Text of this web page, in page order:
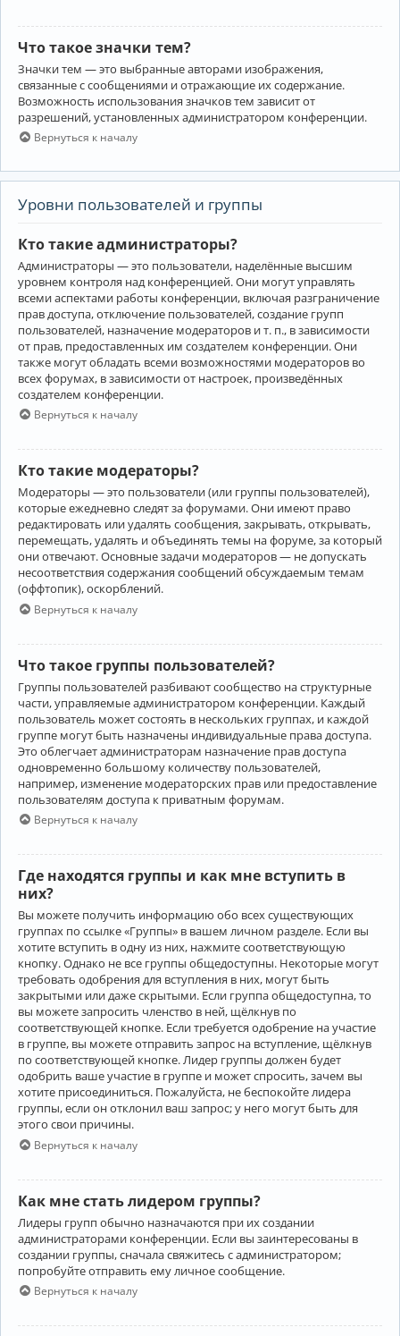
Что такое значки тем?
Значки тем — это выбранные авторами изображения,
связанные с сообщениями и отражающие их содержание.
Возможность использования значков тем зависит от
разрешений, установленных администратором конференции.
Вернуться к началу
Уровни пользователей и группы
Кто такие администраторы?
Администраторы — это пользователи, наделённые высшим
уровнем контроля над конференцией. Они могут управлять
всеми аспектами работы конференции, включая разграничение
прав доступа, отключение пользователей, создание групп
пользователей, назначение модераторов и т. п., в зависимости
от прав, предоставленных им создателем конференции. Они
также могут обладать всеми возможностями модераторов во
всех форумах, в зависимости от настроек, произведённых
создателем конференции.
Вернуться к началу
Кто такие модераторы?
Модераторы — это пользователи (или группы пользователей),
которые ежедневно следят за форумами. Они имеют право
редактировать или удалять сообщения, закрывать, открывать,
перемещать, удалять и объединять темы на форуме, за который
они отвечают. Основные задачи модераторов — не допускать
несоответствия содержания сообщений обсуждаемым темам
(оффтопик), оскорблений.
Вернуться к началу
Что такое группы пользователей?
Группы пользователей разбивают сообщество на структурные
части, управляемые администратором конференции. Каждый
пользователь может состоять в нескольких группах, и каждой
группе могут быть назначены индивидуальные права доступа.
Это облегчает администраторам назначение прав доступа
одновременно большому количеству пользователей,
например, изменение модераторских прав или предоставление
пользователям доступа к приватным форумам.
Вернуться к началу
Где находятся группы и как мне вступить в
них?
Вы можете получить информацию обо всех существующих
группах по ссылке «Группы» в вашем личном разделе. Если вы
хотите вступить в одну из них, нажмите соответствующую
кнопку. Однако не все группы общедоступны. Некоторые могут
требовать одобрения для вступления в них, могут быть
закрытыми или даже скрытыми. Если группа общедоступна, то
вы можете запросить членство в ней, щёлкнув по
соответствующей кнопке. Если требуется одобрение на участие
в группе, вы можете отправить запрос на вступление, щёлкнув
по соответствующей кнопке. Лидер группы должен будет
одобрить ваше участие в группе и может спросить, зачем вы
хотите присоединиться. Пожалуйста, не беспокойте лидера
группы, если он отклонил ваш запрос; у него могут быть для
этого свои причины.
Вернуться к началу
Как мне стать лидером группы?
Лидеры групп обычно назначаются при их создании
администраторами конференции. Если вы заинтересованы в
создании группы, сначала свяжитесь с администратором;
попробуйте отправить ему личное сообщение.
Вернуться к началу